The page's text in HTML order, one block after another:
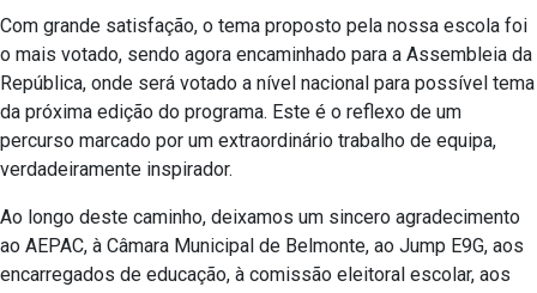
Com grande satisfação, o tema proposto pela nossa escola foi
o mais votado, sendo agora encaminhado para a Assembleia da
República, onde será votado a nível nacional para possível tema
da próxima edição do programa. Este é o reflexo de um
percurso marcado por um extraordinário trabalho de equipa,
verdadeiramente inspirador.
Ao longo deste caminho, deixamos um sincero agradecimento
ao AEPAC, à Câmara Municipal de Belmonte, ao Jump E9G, aos
encarregados de educação, à comissão eleitoral escolar, aos